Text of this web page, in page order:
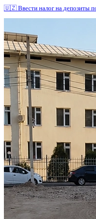
🇺🇿 Ввести налог на депозиты